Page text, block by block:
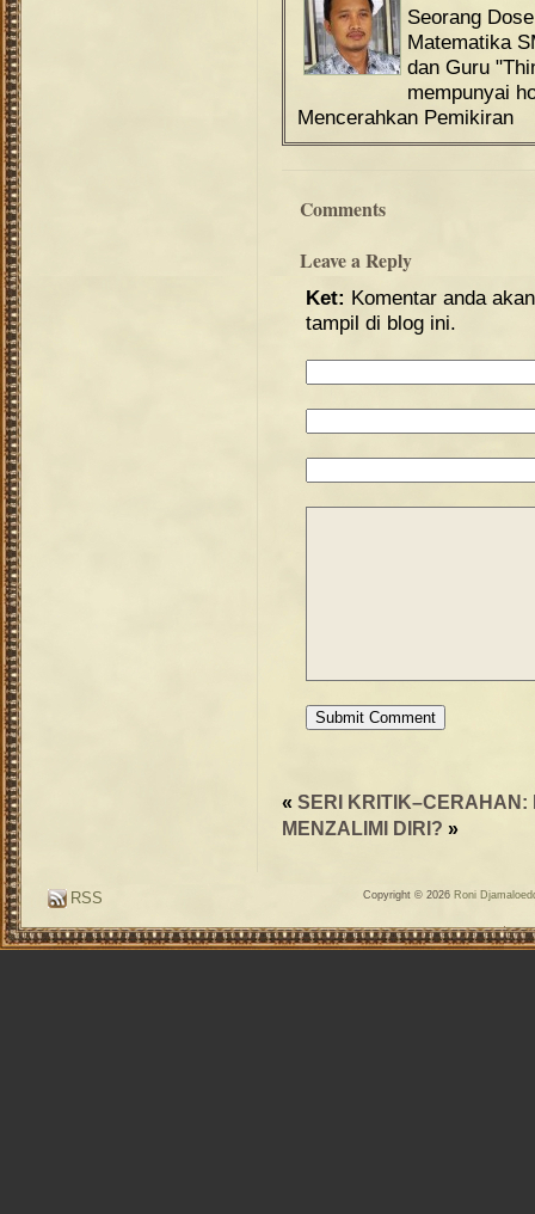
Seorang
Matematika
dan Guru
mempunyai
Mencerahkan Pemikiran
Comments
Leave a Reply
Ket: Komentar anda
tampil di blog ini.
« SERI KRITIK–CERAHAN:
MENZALIMI DIRI? »
Copyright © 2026 Roni
RSS